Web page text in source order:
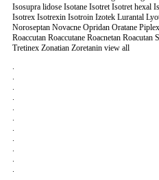
Isosupra lidose Isotane Isotret Isotret hexal
Isotrex Isotrexin Isotroin Izotek Lurantal
Noroseptan Novacne Opridan Oratane
Roaccutan Roaccutane Roacnetan
Tretinex Zonatian Zoretanin view all
.
.
.
.
.
.
.
.
.
.
.